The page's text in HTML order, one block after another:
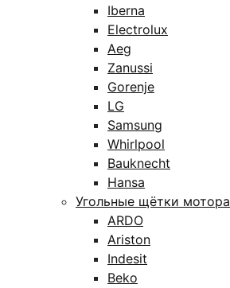
Iberna
Electrolux
Aeg
Zanussi
Gorenje
LG
Samsung
Whirlpool
Bauknecht
Hansa
Угольные щётки мотора
ARDO
Ariston
Indesit
Beko